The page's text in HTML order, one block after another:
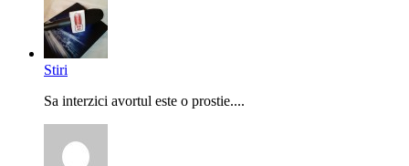
Stiri
Sa interzici avortul este o prostie....